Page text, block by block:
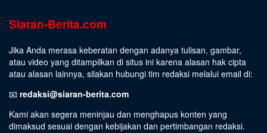
Siaran-Berita.com
Jika Anda merasa keberatan dengan adanya tulisan, gambar,
atau video yang ditampilkan di situs ini karena alasan hak cipta
atau alasan lainnya, silakan hubungi tim redaksi melalui email di:
📧 redaksi@siaran-berita.com
Kami akan segera meninjau dan menghapus konten yang
dimaksud sesuai dengan kebijakan dan pertimbangan redaksi.